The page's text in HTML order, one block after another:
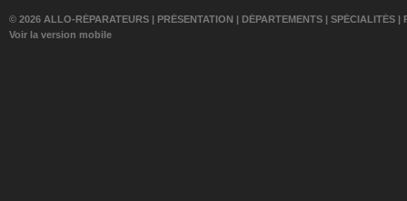
© 2026 ALLO-RÉPARATEURS | PRÉSENTATION | DÉPARTEMENTS | SPÉCIALITÉS |
Voir la version mobile